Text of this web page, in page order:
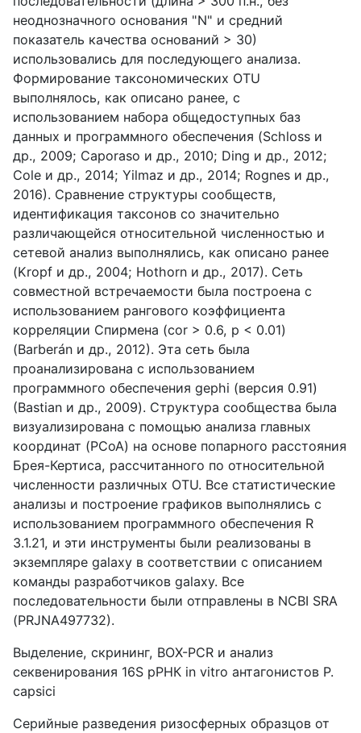
неоднозначного основания "N" и средний
показатель качества оснований > 30)
использовались для последующего анализа.
Формирование таксономических OTU
выполнялось, как описано ранее, с
использованием набора общедоступных баз
данных и программного обеспечения (Schloss и
др., 2009; Caporaso и др., 2010; Ding и др., 2012;
Cole и др., 2014; Yilmaz и др., 2014; Rognes и др.,
2016). Сравнение структуры сообществ,
идентификация таксонов со значительно
различающейся относительной численностью и
сетевой анализ выполнялись, как описано ранее
(Kropf и др., 2004; Hothorn и др., 2017). Сеть
совместной встречаемости была построена с
использованием рангового коэффициента
корреляции Спирмена (cor > 0.6, p < 0.01)
(Barberán и др., 2012). Эта сеть была
проанализирована с использованием
программного обеспечения gephi (версия 0.91)
(Bastian и др., 2009). Структура сообщества была
визуализирована с помощью анализа главных
координат (PCoA) на основе попарного расстояния
Брея-Кертиса, рассчитанного по относительной
численности различных OTU. Все статистические
анализы и построение графиков выполнялись с
использованием программного обеспечения R
3.1.21, и эти инструменты были реализованы в
экземпляре galaxy в соответствии с описанием
команды разработчиков galaxy. Все
последовательности были отправлены в NCBI SRA
(PRJNA497732).
Выделение, скрининг, BOX-PCR и анализ
секвенирования 16S рРНК in vitro антагонистов P.
capsici
Серийные разведения ризосферных образцов от